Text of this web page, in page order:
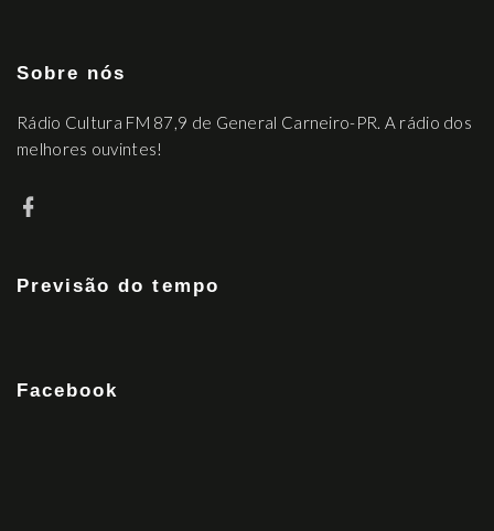
Sobre nós
Rádio Cultura FM 87,9 de General Carneiro-PR. A rádio dos
melhores ouvintes!
Previsão do tempo
Facebook